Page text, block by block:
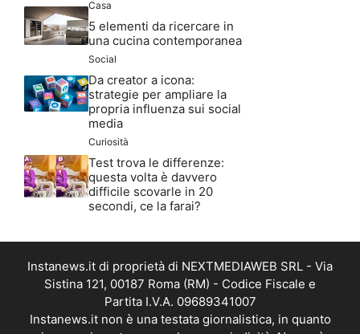
Casa
5 elementi da ricercare in
una cucina contemporanea
Social
Da creator a icona:
strategie per ampliare la
propria influenza sui social
media
Curiosità
Test trova le differenze:
questa volta è davvero
difficile scovarle in 20
secondi, ce la farai?
Instanews.it di proprietà di NEXTMEDIAWEB SRL - Via
Sistina 121, 00187 Roma (RM) - Codice Fiscale e
Partita I.V.A. 09689341007
Instanews.it non è una testata giornalistica, in quanto